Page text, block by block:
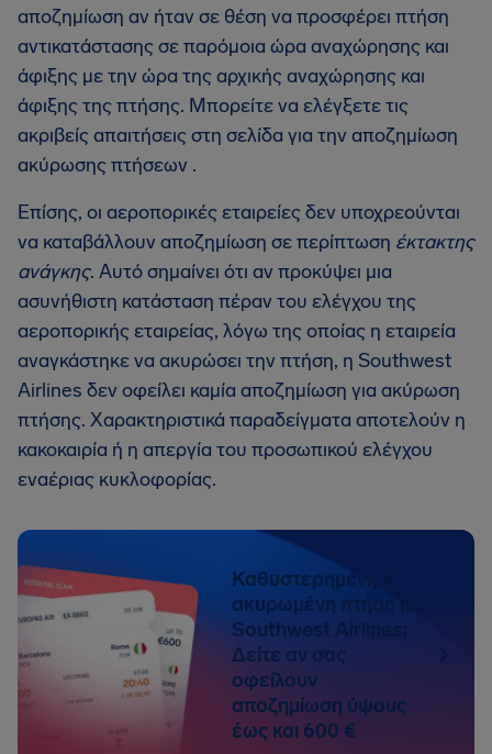
αποζημίωση αν ήταν σε θέση να προσφέρει πτήση
αντικατάστασης σε παρόμοια ώρα αναχώρησης και
άφιξης με την ώρα της αρχικής αναχώρησης και
άφιξης της πτήσης. Μπορείτε να ελέγξετε τις
ακριβείς απαιτήσεις στη σελίδα για την αποζημίωση
ακύρωσης πτήσεων .
Επίσης, οι αεροπορικές εταιρείες δεν υποχρεούνται
να καταβάλλουν αποζημίωση σε περίπτωση έκτακτης
ανάγκης. Αυτό σημαίνει ότι αν προκύψει μια
ασυνήθιστη κατάσταση πέραν του ελέγχου της
αεροπορικής εταιρείας, λόγω της οποίας η εταιρεία
αναγκάστηκε να ακυρώσει την πτήση, η Southwest
Airlines δεν οφείλει καμία αποζημίωση για ακύρωση
πτήσης. Χαρακτηριστικά παραδείγματα αποτελούν η
κακοκαιρία ή η απεργία του προσωπικού ελέγχου
εναέριας κυκλοφορίας.
Καθυστερημένη ή
ακυρωμένη πτήση με
Southwest Airlines;
Δείτε αν σας
οφείλουν
αποζημίωση ύψους
έως και 600 €